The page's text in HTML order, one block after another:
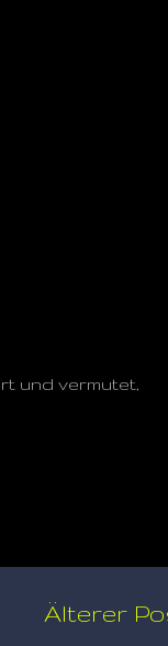
und vermutet,
Älterer